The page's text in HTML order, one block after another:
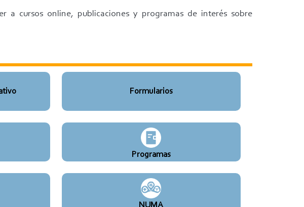
a cursos online, publicaciones y programas de interés sobre
Formularios
Programas
NUMA